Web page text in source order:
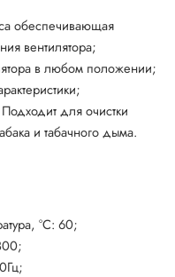
обеспечивающая
вентилятора;
в любом положении;
для очистки
и табачного дыма.
°С: 60;